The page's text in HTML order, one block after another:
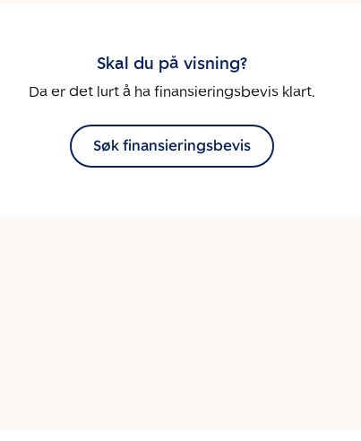
Skal du på visning?
Da er det lurt å ha finansieringsbevis klart.
Søk finansieringsbevis